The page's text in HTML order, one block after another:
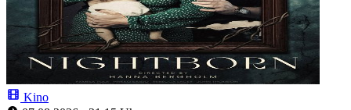
Kino